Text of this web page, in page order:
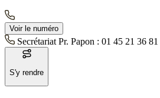
Voir le numéro
Secrétariat Pr. Papon : 01 45 21 36 81
S'y rendre